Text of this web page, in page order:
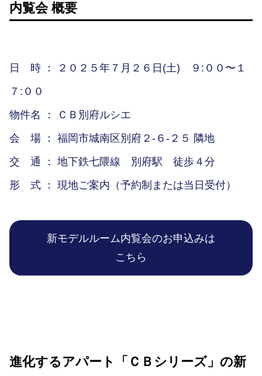
内覧会 概要
日 時 ： ２０２５年７月２６日(土) ９:００〜１
７:００
物件名 ： ＣＢ別府ルシエ
会 場 ： 福岡市城南区別府２-６-２５ 隣地
交 通 ： 地下鉄七隈線 別府駅 徒歩４分
形 式 ： 現地ご案内（予約制または当日受付）
新モデルルーム内覧会のお申込みは
こちら
進化するアパート「ＣＢシリーズ」の新